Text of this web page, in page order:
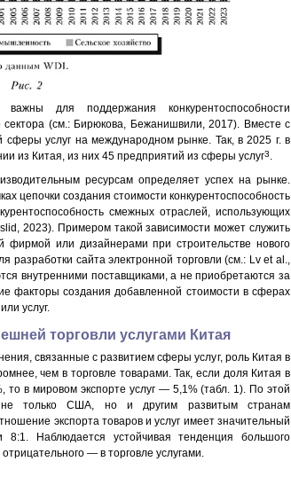
для поддержания конкурентоспособности
(см.: Бирюкова, Бежанишвили, 2017). Вместе с
сферы услуг на международном рынке. Так, в 2025 г. в
из Китая, из них 45 предприятий из сферы услуг3
ресурсам определяет успех на рынке.
цепочки создания стоимости конкурентоспособность
смежных отраслей, использующих
2023). Примером такой зависимости может служить
фирмой или дизайнерами при строительстве нового
разработки сайта электронной торговли (см.: Lv et al.,
внутренними поставщиками, а не приобретаются за
факторы создания добавленной стоимости в сферах
услуг.
торговли услугами Китая
связанные с развитием сферы услуг, роль Китая в
чем в торговле товарами. Так, если доля Китая в
то в мировом экспорте услуг — 5,1% (табл. 1). По этой
не только США, но и другим развитым странам
экспорта товаров и услуг имеет значительный
Наблюдается устойчивая тенденция большого
— в торговле услугами.